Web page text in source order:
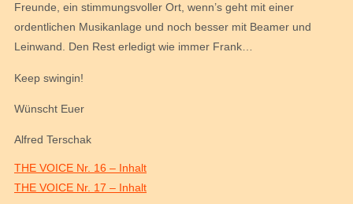
Freunde, ein stimmungsvoller Ort, wenn’s geht mit einer
ordentlichen Musikanlage und noch besser mit Beamer und
Leinwand. Den Rest erledigt wie immer Frank…
Keep swingin!
Wünscht Euer
Alfred Terschak
THE VOICE Nr. 16 – Inhalt
THE VOICE Nr. 17 – Inhalt